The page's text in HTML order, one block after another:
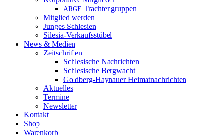
ARGE Trachtengruppen
Mitglied werden
Junges Schlesien
Silesia-Verkaufsstübel
News & Medien
Zeitschriften
Schlesische Nachrichten
Schlesische Bergwacht
Goldberg-Haynauer Heimatnachrichten
Aktuelles
Termine
Newsletter
Kontakt
Shop
Warenkorb